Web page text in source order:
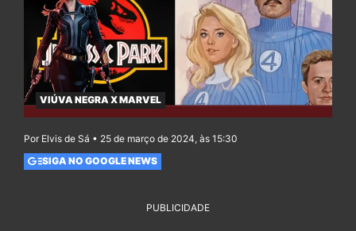
VIÚVA NEGRA X MARVEL
Por Elvis de Sá • 25 de março de 2024, às 15:30
SIGA NO GOOGLE NEWS
PUBLICIDADE